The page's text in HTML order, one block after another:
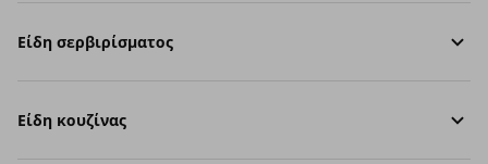
Είδη σερβιρίσματος
Είδη κουζίνας